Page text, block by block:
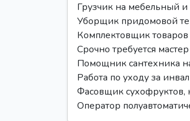
Грузчик на мебельный
Уборщик придомовой
Комплектовщик
Срочно требуется
Помощник сантехника
Работа по уходу за
Фасовщик
Оператор